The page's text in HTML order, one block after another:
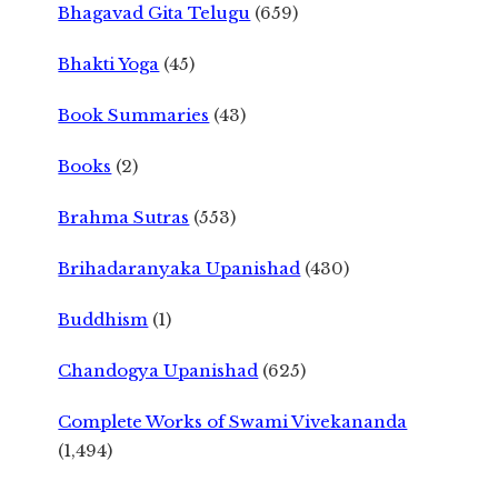
Bhagavad Gita Telugu (659)
Bhakti Yoga (45)
Book Summaries (43)
Books (2)
Brahma Sutras (553)
Brihadaranyaka Upanishad (430)
Buddhism (1)
Chandogya Upanishad (625)
Complete Works of Swami Vivekananda
(1,494)